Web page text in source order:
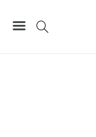
SIM Wind3